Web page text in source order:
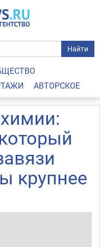
Найти
АВТОРСКОЕ
крупнее